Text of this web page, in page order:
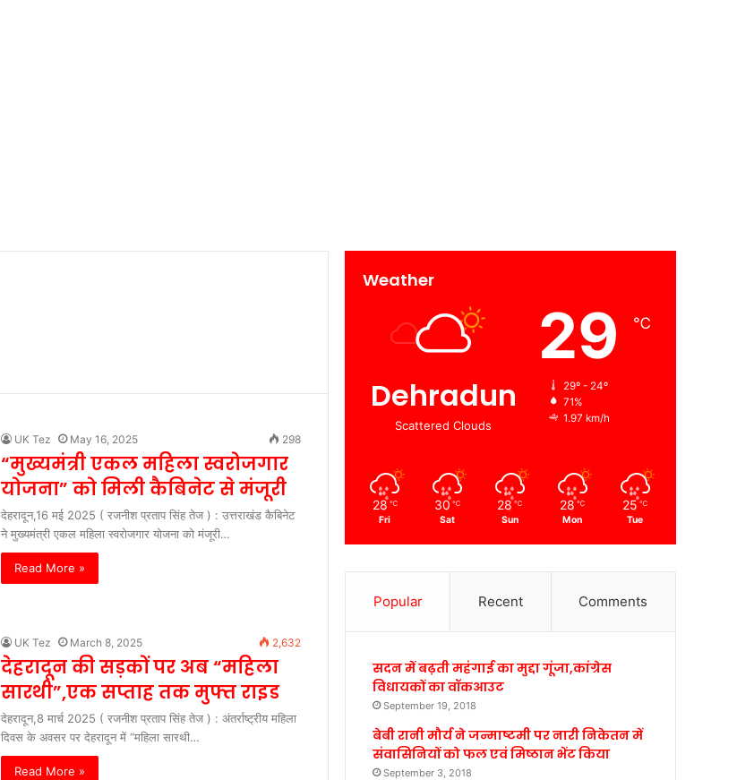
UK Tez May 16, 2025 298
“मुख्यमंत्री एकल महिला स्वरोजगार
योजना” को मिली कैबिनेट से मंजूरी
देहरादून,16 मई 2025 ( रजनीश प्रताप सिंह तेज ) : उत्तराखंड कैबिनेट
ने मुख्यमंत्री एकल महिला स्वरोजगार योजना को मंजूरी…
Read More »
UK Tez March 8, 2025 2,632
देहरादून की सड़कों पर अब “महिला
सारथी”,एक सप्ताह तक मुफ्त राइड
देहरादून,8 मार्च 2025 ( रजनीश प्रताप सिंह तेज ) : अंतर्राष्ट्रीय महिला
दिवस के अवसर पर देहरादून में “महिला सारथी…
Read More »
Weather
Dehradun
Scattered Clouds
29 ℃
29º - 24º
71%
1.97 km/h
28 ℃
Fri
30 ℃
Sat
28 ℃
Sun
28 ℃
Mon
25 ℃
Tue
Popular Recent Comments
सदन में बढ़ती महंगाई का मुद्दा गूंजा,कांग्रेस
विधायकों का वॉकआउट
September 19, 2018
बेबी रानी मौर्य ने जन्माष्टमी पर नारी निकेतन में
संवासिनियों को फल एवं मिष्ठान भेंट किया
September 3, 2018